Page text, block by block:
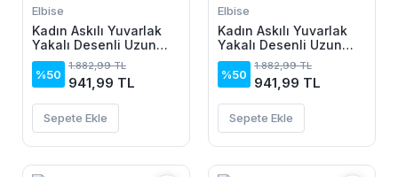
Elbise
Kadın Askılı Yuvarlak
Yakalı Desenli Uzun
Süprem Elbise
%50
1.882,99 TL
941,99 TL
Sepete Ekle
Elbise
Kadın Askılı Yuvarlak
Yakalı Desenli Uzun
Süprem Elbise
%50
1.882,99 TL
941,99 TL
Sepete Ekle